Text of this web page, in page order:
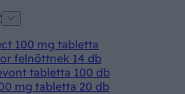
100 mg tabletta
felnőttnek 14 db
tabletta 100 db
mg tabletta 20 db